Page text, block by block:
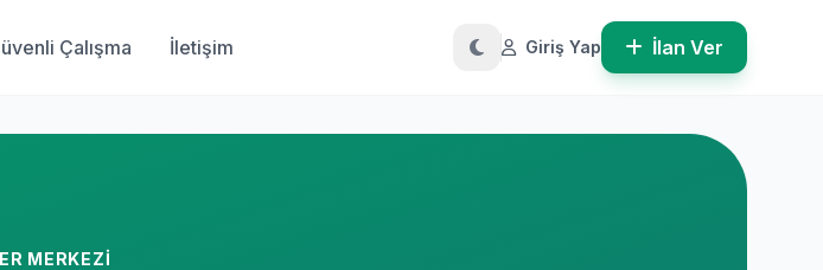
Çalışma İletişim Giriş Yap İlan Ver
MERKEZI